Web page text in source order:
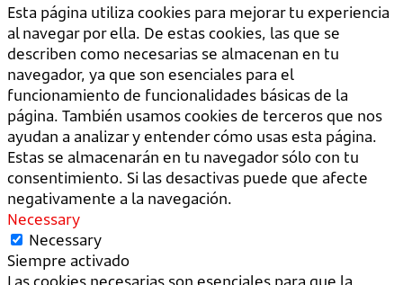
Esta página utiliza cookies para mejorar tu experiencia
al navegar por ella. De estas cookies, las que se
describen como necesarias se almacenan en tu
navegador, ya que son esenciales para el
funcionamiento de funcionalidades básicas de la
página. También usamos cookies de terceros que nos
ayudan a analizar y entender cómo usas esta página.
Estas se almacenarán en tu navegador sólo con tu
consentimiento. Si las desactivas puede que afecte
negativamente a la navegación.
Necessary
Necessary
Siempre activado
Las cookies necesarias son esenciales para que la